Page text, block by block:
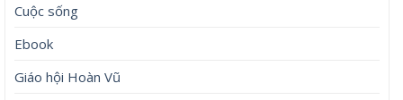
Cuộc sống
Ebook
Giáo hội Hoàn Vũ